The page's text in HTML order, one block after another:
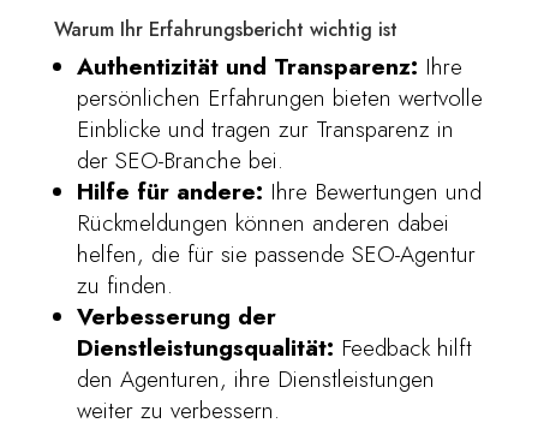
Warum Ihr Erfahrungsbericht wichtig ist
Authentizität und Transparenz: Ihre
persönlichen Erfahrungen bieten wertvolle
Einblicke und tragen zur Transparenz in
der SEO-Branche bei.
Hilfe für andere: Ihre Bewertungen und
Rückmeldungen können anderen dabei
helfen, die für sie passende SEO-Agentur
zu finden.
Verbesserung der
Dienstleistungsqualität: Feedback hilft
den Agenturen, ihre Dienstleistungen
weiter zu verbessern.